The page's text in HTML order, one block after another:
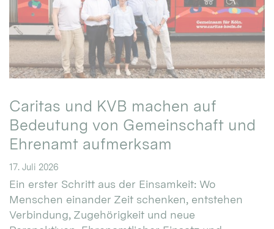
Caritas und KVB machen auf
Bedeutung von Gemeinschaft und
Ehrenamt aufmerksam
17. Juli 2026
Ein erster Schritt aus der Einsamkeit: Wo
Menschen einander Zeit schenken, entstehen
Verbindung, Zugehörigkeit und neue